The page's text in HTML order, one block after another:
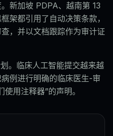
新加坡 PDPA、越南第 13
架都引用了自动决策条款，
，并以文档跟踪作为审计证
。临床人工智能提交越来越
例进行明确的临床医生-审
用注释器”的声明。